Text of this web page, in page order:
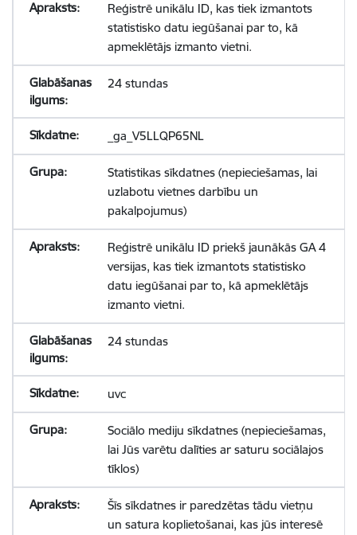
Reģistrē unikālu ID, kas tiek izmantots
statistisko datu iegūšanai par to, kā
apmeklētājs izmanto vietni.
24 stundas
_ga_V5LLQP65NL
Statistikas sīkdatnes (nepieciešamas, lai
uzlabotu vietnes darbību un
pakalpojumus)
Reģistrē unikālu ID priekš jaunākās GA 4
versijas, kas tiek izmantots statistisko
datu iegūšanai par to, kā apmeklētājs
izmanto vietni.
24 stundas
uvc
Sociālo mediju sīkdatnes (nepieciešamas,
lai Jūs varētu dalīties ar saturu sociālajos
tīklos)
Šīs sīkdatnes ir paredzētas tādu vietņu
un satura koplietošanai, kas jūs interesē